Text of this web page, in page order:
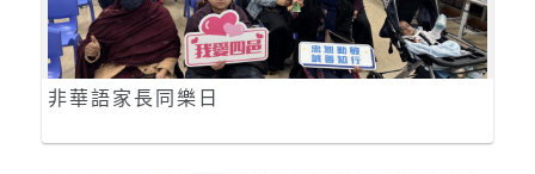
非華語家長同樂日